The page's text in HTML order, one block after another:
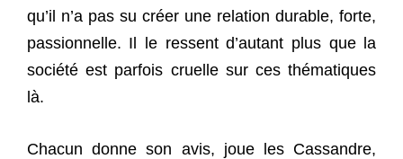
qu’il n’a pas su créer une relation durable, forte,
passionnelle. Il le ressent d’autant plus que la
société est parfois cruelle sur ces thématiques
là.
Chacun donne son avis, joue les Cassandre,